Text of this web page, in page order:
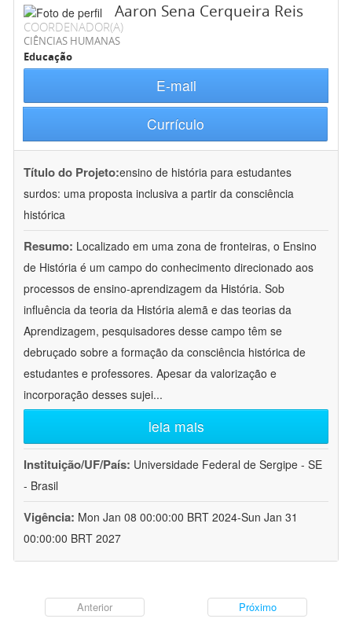
Aaron Sena Cerqueira Reis
COORDENADOR(A)
CIÊNCIAS HUMANAS
Educação
E-mail
Currículo
Título do Projeto:ensino de história para estudantes
surdos: uma proposta inclusiva a partir da consciência
histórica
Resumo: Localizado em uma zona de fronteiras, o Ensino
de História é um campo do conhecimento direcionado aos
processos de ensino-aprendizagem da História. Sob
influência da teoria da História alemã e das teorias da
Aprendizagem, pesquisadores desse campo têm se
debruçado sobre a formação da consciência histórica de
estudantes e professores. Apesar da valorização e
incorporação desses sujei...
leia mais
Instituição/UF/País: Universidade Federal de Sergipe - SE
- Brasil
Vigência: Mon Jan 08 00:00:00 BRT 2024-Sun Jan 31
00:00:00 BRT 2027
Anterior Próximo